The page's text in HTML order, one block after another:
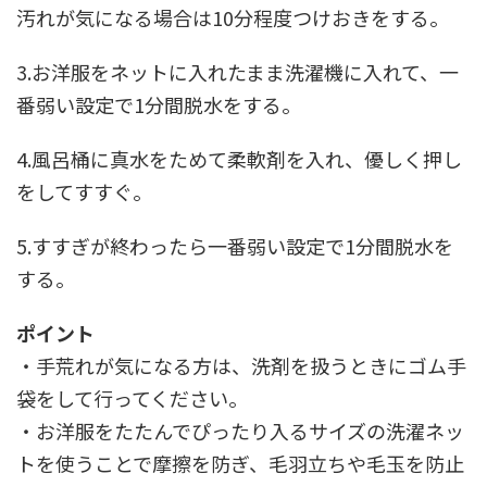
汚れが気になる場合は10分程度つけおきをする。
3.お洋服をネットに入れたまま洗濯機に入れて、一
番弱い設定で1分間脱水をする。
4.風呂桶に真水をためて柔軟剤を入れ、優しく押し
をしてすすぐ。
5.すすぎが終わったら一番弱い設定で1分間脱水を
する。
ポイント
・手荒れが気になる方は、洗剤を扱うときにゴム手
袋をして行ってください。
・お洋服をたたんでぴったり入るサイズの洗濯ネッ
トを使うことで摩擦を防ぎ、毛羽立ちや毛玉を防止